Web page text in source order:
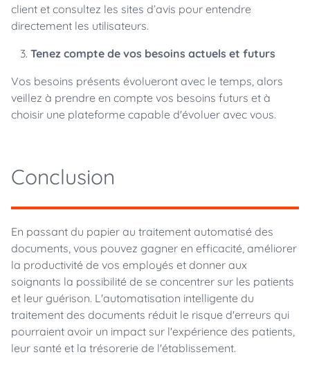
client et consultez les sites d’avis pour entendre
directement les utilisateurs.
Tenez compte de vos besoins actuels et futurs
Vos besoins présents évolueront avec le temps, alors
veillez à prendre en compte vos besoins futurs et à
choisir une plateforme capable d'évoluer avec vous.
Conclusion
En passant du papier au traitement automatisé des
documents, vous pouvez gagner en efficacité, améliorer
la productivité de vos employés et donner aux
soignants la possibilité de se concentrer sur les patients
et leur guérison. L'automatisation intelligente du
traitement des documents réduit le risque d'erreurs qui
pourraient avoir un impact sur l'expérience des patients,
leur santé et la trésorerie de l'établissement.